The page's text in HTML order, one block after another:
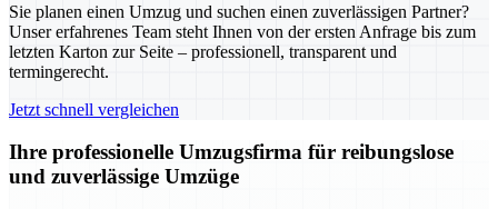
Sie planen einen Umzug und suchen einen zuverlässigen Partner?
Unser erfahrenes Team steht Ihnen von der ersten Anfrage bis zum
letzten Karton zur Seite – professionell, transparent und
termingerecht.
Jetzt schnell vergleichen
Ihre professionelle Umzugsfirma für reibungslose
und zuverlässige Umzüge